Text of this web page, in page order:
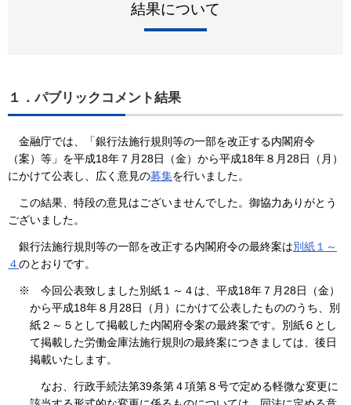
結果について
１．パブリックコメント結果
金融庁では、「銀行法施行規則等の一部を改正する内閣府令
（案）等」を平成18年７月28日（金）から平成18年８月28日（月）
にかけて公表し、広く意見の募集を行いました。
この結果、特段の意見はございませんでした。御協力ありがとう
ございました。
銀行法施行規則等の一部を改正する内閣府令の最終案は別紙１～
４のとおりです。
※
今回公表致しました別紙１～４は、平成18年７月28日（金）
から平成18年８月28日（月）にかけて公表したもののうち、別
紙２～５として掲載した内閣府令案の最終案です。別紙６とし
て掲載した労働金庫法施行規則の最終案につきましては、後日
掲載いたします。
なお、行政手続法第39条第４項第８号で定める軽微な変更に